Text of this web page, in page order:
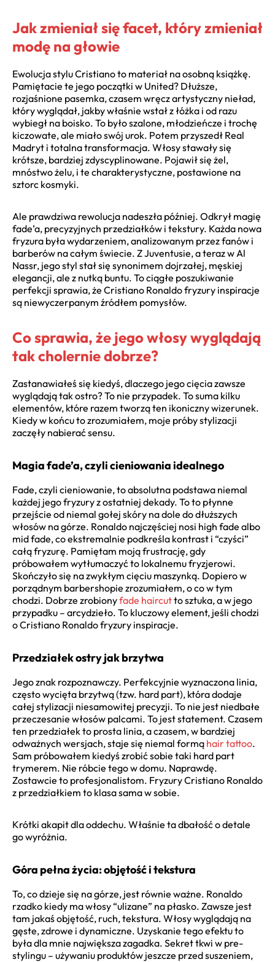
Jak zmieniał się facet, który zmieniał
modę na głowie
Ewolucja stylu Cristiano to materiał na osobną książkę.
Pamiętacie te jego początki w United? Dłuższe,
rozjaśnione pasemka, czasem wręcz artystyczny nieład,
który wyglądał, jakby właśnie wstał z łóżka i od razu
wybiegł na boisko. To było szalone, młodzieńcze i trochę
kiczowate, ale miało swój urok. Potem przyszedł Real
Madryt i totalna transformacja. Włosy stawały się
krótsze, bardziej zdyscyplinowane. Pojawił się żel,
mnóstwo żelu, i te charakterystyczne, postawione na
sztorc kosmyki.
Ale prawdziwa rewolucja nadeszła później. Odkrył magię
fade’a, precyzyjnych przedziałków i tekstury. Każda nowa
fryzura była wydarzeniem, analizowanym przez fanów i
barberów na całym świecie. Z Juventusie, a teraz w Al
Nassr, jego styl stał się synonimem dojrzałej, męskiej
elegancji, ale z nutką buntu. To ciągłe poszukiwanie
perfekcji sprawia, że Cristiano Ronaldo fryzury inspiracje
są niewyczerpanym źródłem pomysłów.
Co sprawia, że jego włosy wyglądają
tak cholernie dobrze?
Zastanawiałeś się kiedyś, dlaczego jego cięcia zawsze
wyglądają tak ostro? To nie przypadek. To suma kilku
elementów, które razem tworzą ten ikoniczny wizerunek.
Kiedy w końcu to zrozumiałem, moje próby stylizacji
zaczęły nabierać sensu.
Magia fade’a, czyli cieniowania idealnego
Fade, czyli cieniowanie, to absolutna podstawa niemal
każdej jego fryzury z ostatniej dekady. To to płynne
przejście od niemal gołej skóry na dole do dłuższych
włosów na górze. Ronaldo najczęściej nosi high fade albo
mid fade, co ekstremalnie podkreśla kontrast i “czyści”
całą fryzurę. Pamiętam moją frustrację, gdy
próbowałem wytłumaczyć to lokalnemu fryzjerowi.
Skończyło się na zwykłym cięciu maszynką. Dopiero w
porządnym barbershopie zrozumiałem, o co w tym
chodzi. Dobrze zrobionyfade haircutto sztuka, a w jego
przypadku – arcydzieło. To kluczowy element, jeśli chodzi
o Cristiano Ronaldo fryzury inspiracje.
Przedziałek ostry jak brzytwa
Jego znak rozpoznawczy. Perfekcyjnie wyznaczona linia,
często wycięta brzytwą (tzw. hard part), która dodaje
całej stylizacji niesamowitej precyzji. To nie jest niedbałe
przeczesanie włosów palcami. To jest statement. Czasem
ten przedziałek to prosta linia, a czasem, w bardziej
odważnych wersjach, staje się niemal formą hair tattoo.
Sam próbowałem kiedyś zrobić sobie taki hard part
trymerem. Nie róbcie tego w domu. Naprawdę.
Zostawcie to profesjonalistom. Fryzury Cristiano Ronaldo
z przedziałkiem to klasa sama w sobie.
Krótki akapit dla oddechu. Właśnie ta dbałość o detale
go wyróżnia.
Góra pełna życia: objętość i tekstura
To, co dzieje się na górze, jest równie ważne. Ronaldo
rzadko kiedy ma włosy “ulizane” na płasko. Zawsze jest
tam jakaś objętość, ruch, tekstura. Włosy wyglądają na
gęste, zdrowe i dynamiczne. Uzyskanie tego efektu to
była dla mnie największa zagadka. Sekret tkwi w pre-
stylingu – używaniu produktów jeszcze przed suszeniem,